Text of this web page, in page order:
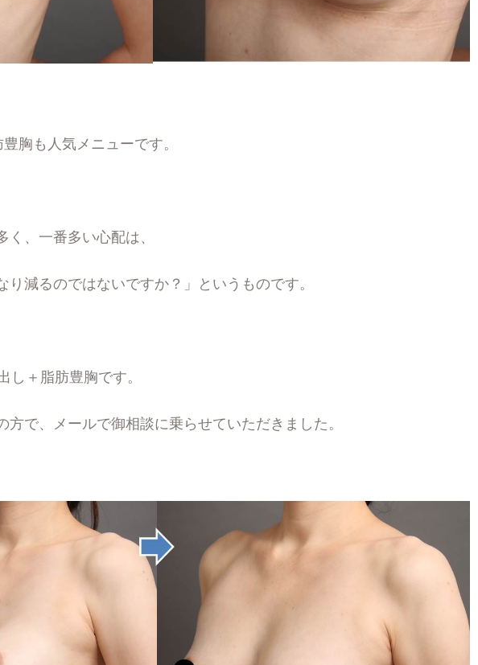
胸も人気メニューです。
く、一番多い心配は、
り減るのではないですか？」というものです。
し＋脂肪豊胸です。
方で、メールで御相談に乗らせていただきました。